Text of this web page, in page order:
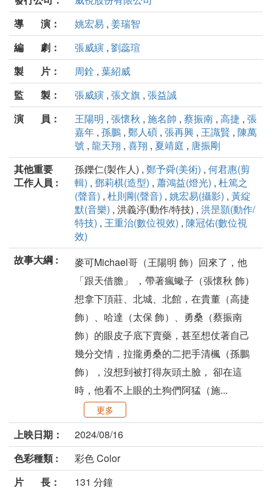
導 演：
姚宏易 , 姜瑞智
編 劇：
張威縯 , 劉蕊瑄
製 片：
周銓 , 葉紹威
監 製：
張威縯 , 張文旗 , 張益誠
演 員：
王陽明 , 張懷秋 , 施名帥 , 蔡振南 , 高捷 , 張
嘉年 , 孫鵬 , 鄭人碩 , 張再興 , 王識賢 , 陳萬
號 , 龍天翔 , 喜翔 , 夏靖庭 , 唐振剛
其他重要
工作人員 :
孫鑠仁(製作人) , 鄭予舜(美術) , 何君惠(剪
輯) , 鄧莉棋(造型) , 蕭鴻益(燈光) , 杜篤之
(聲音) , 杜則剛(聲音) , 姚宏易(攝影) , 黃綻
默(音樂) , 洪義渟(動作/特技) , 洪昰顥(動作/
特技) , 王重治(數位視效) , 陳冠佑(數位視
效)
故事大綱 :
麥可Michael哥（王陽明 飾）回來了，他
「跟天借膽」 ，帶著瘋蠍子（張懷秋 飾）
想拿下頂莊、北城、北館，在貴董（高捷
飾）、哈達（太保 飾）、勇桑（蔡振南
飾）的眼皮子底下賣藥，甚至想仗著自己
幾分交情，拉攏勇桑的二把手清楓（孫鵬
飾），沒想到被打得灰頭土臉， 卻在這
時，他看不上眼的土狗們阿猛（施...
更多
上映日期：
2024/08/16
色彩種類 :
彩色 Color
片 長：
131 分鐘